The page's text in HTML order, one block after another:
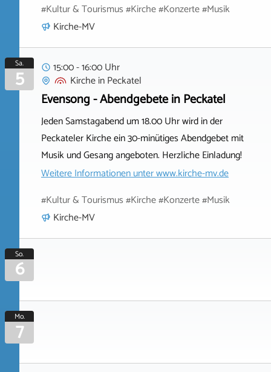
#Kultur & Tourismus #Kirche #Konzerte #Musik
Kirche-MV
Sa.
5
15:00 - 16:00 Uhr
KircheinPeckatel
Evensong - Abendgebete in Peckatel
Jeden Samstagabend um 18.00 Uhr wird in der
Peckateler Kirche ein 30-minütiges Abendgebet mit
Musik und Gesang angeboten. Herzliche Einladung!
Weitere Informationen unterwww.kirche-mv.de
#Kultur & Tourismus #Kirche #Konzerte #Musik
Kirche-MV
So.
6
Mo.
7